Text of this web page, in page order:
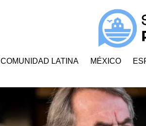
COMUNIDAD LATINA MÉXICO